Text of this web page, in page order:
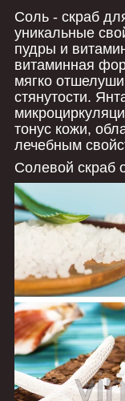
Соль - скраб
уникальные
пудры и
витаминная
мягко
стянутости.
тонус кожи,
лечебным
Солевой скраб